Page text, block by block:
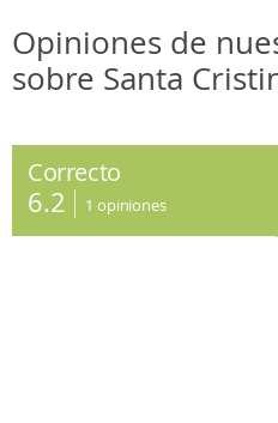
Opiniones de
sobre Santa
Correcto
6.2 1 opiniones